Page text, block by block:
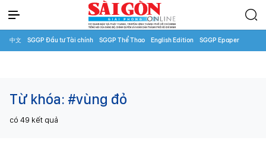
中文 SGGP Đầu tư Tài chính SGGP Thể Thao English Edition SGGP Epaper
Từ khóa: #vùng đỏ
có 49 kết quả